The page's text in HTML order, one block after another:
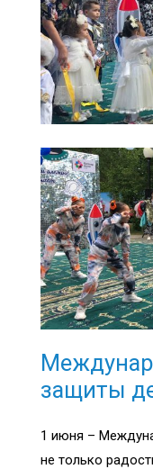
защиты
1 июня –
не только